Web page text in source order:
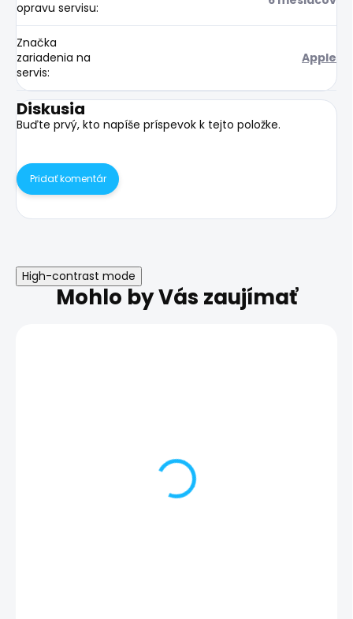
opravu servisu:
Značka
zariadenia na
servis:
Apple
Diskusia
Buďte prvý, kto napíše príspevok k tejto položke.
Pridať komentár
High-contrast mode
Mohlo by Vás zaujímať